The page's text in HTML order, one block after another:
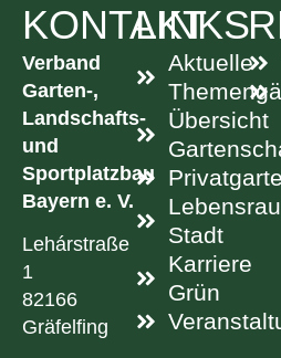
KONTAKT
Verband
Garten-,
Landschafts-
und
Sportplatzbau
Bayern e. V.
Lehárstraße
1
82166
Gräfelfing
LINKS
Aktuelle
Übersicht
Stadt
Karriere
Grün